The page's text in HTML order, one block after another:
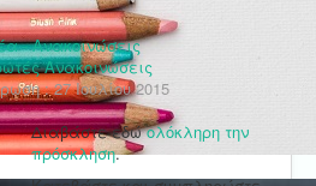
- Ανακοινώσεις
Ανακοινώσεις
: 27 Ιουλίου 2015
Διαβάστε εδώολόκληρη την
πρόσκληση.